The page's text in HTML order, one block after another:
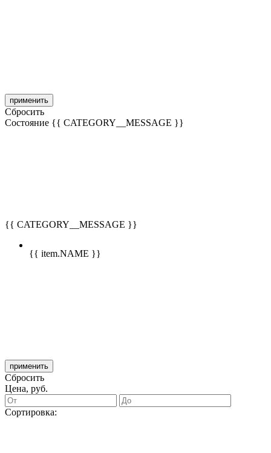
применить
Сбросить
Состояние {{ CATEGORY__MESSAGE }}
{{ CATEGORY__MESSAGE }}
{{ item.NAME }}
применить
Сбросить
Цена, руб.
Сортировка: